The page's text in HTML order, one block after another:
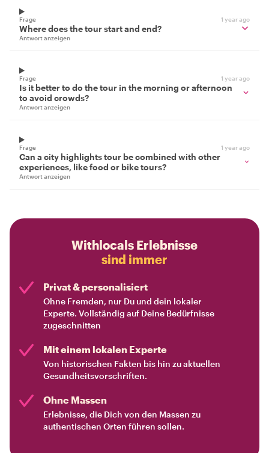
Frage 1 year ago
Where does the tour start and end?
Antwort anzeigen
Frage 1 year ago
Is it better to do the tour in the morning or afternoon
to avoid crowds?
Antwort anzeigen
Frage 1 year ago
Can a city highlights tour be combined with other
experiences, like food or bike tours?
Antwort anzeigen
Withlocals Erlebnisse
sind immer
Privat & personalisiert
Ohne Fremden, nur Du und dein lokaler
Experte. Vollständig auf Deine Bedürfnisse
zugeschnitten
Mit einem lokalen Experte
Von historischen Fakten bis hin zu aktuellen
Gesundheitsvorschriften.
Ohne Massen
Erlebnisse, die Dich von den Massen zu
authentischen Orten führen sollen.